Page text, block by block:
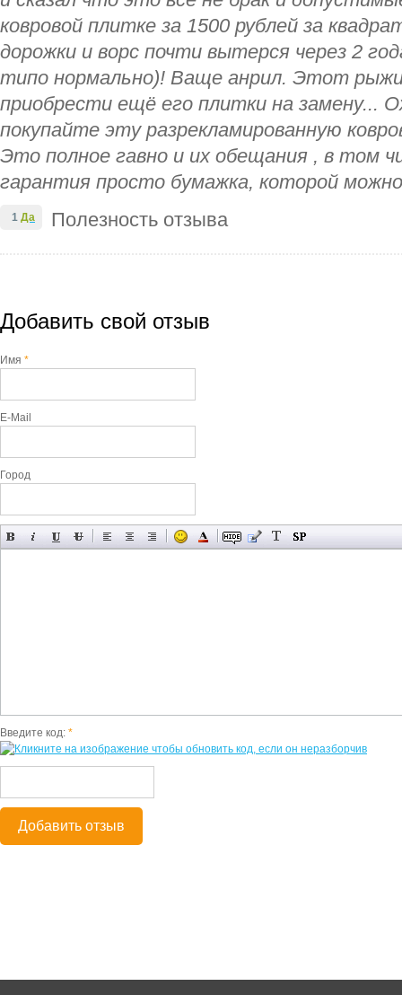
ковровой плитке за 1500 рублей за
дорожки и ворс почти вытерся через 2
типо нормально)! Ваще анрил. Этот
приобрести ещё его плитки на замену...
покупайте эту разрекламированную
Это полное гавно и их обещания , в том
гарантия просто бумажка, которой
Полезность отзыва
1 Да
Добавить свой отзыв
Имя *
E-Mail
Город
Введите код: *
Добавить отзыв